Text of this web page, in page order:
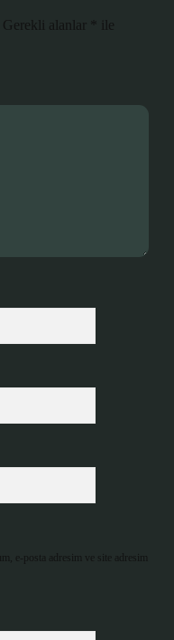
Gerekli alanlar
ile
e-posta adresim ve site adresim